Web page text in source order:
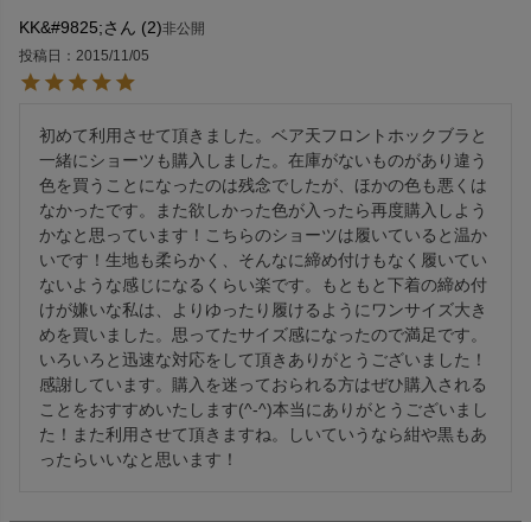
KK&#9825; 2 非公開
投稿日
2015/11/05
初めて利用させて頂きました。ベア天フロントホックブラと
一緒にショーツも購入しました。在庫がないものがあり違う
色を買うことになったのは残念でしたが、ほかの色も悪くは
なかったです。また欲しかった色が入ったら再度購入しよう
かなと思っています！こちらのショーツは履いていると温か
いです！生地も柔らかく、そんなに締め付けもなく履いてい
ないような感じになるくらい楽です。もともと下着の締め付
けが嫌いな私は、よりゆったり履けるようにワンサイズ大き
めを買いました。思ってたサイズ感になったので満足です。
いろいろと迅速な対応をして頂きありがとうございました！
感謝しています。購入を迷っておられる方はぜひ購入される
ことをおすすめいたします(^-^)本当にありがとうございまし
た！また利用させて頂きますね。しいていうなら紺や黒もあ
ったらいいなと思います！